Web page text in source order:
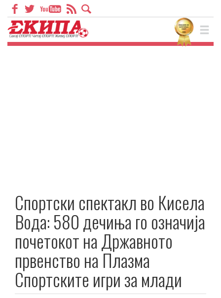
Спортски спектакл во Кисела
Вода: 580 дечиња го означија
почетокот на Државното
првенство на Плазма
Спортските игри за млади